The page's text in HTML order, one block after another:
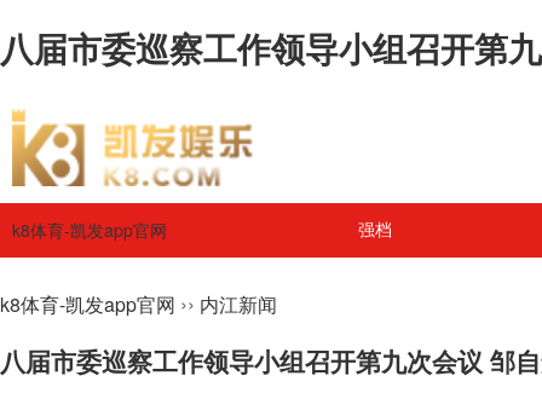
八届市委巡察工作领导小组召开第
k8体育-凯发app官网 强档
k8体育-凯发app官网 ›› 内江新闻
八届市委巡察工作领导小组召开第九次会议 邹